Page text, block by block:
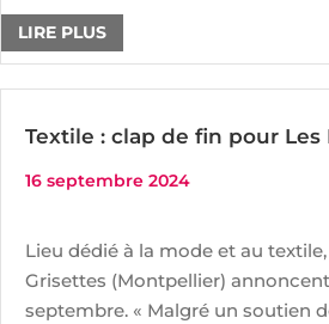
LIRE PLUS
Textile : clap de fin pour
16 septembre 2024
Lieu dédié à la mode et au
Grisettes (Montpellier)
septembre. « Malgré un soutien